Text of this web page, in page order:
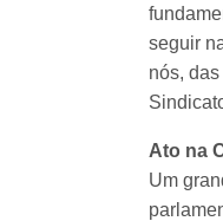
seguir
nós,
Ato na
Um